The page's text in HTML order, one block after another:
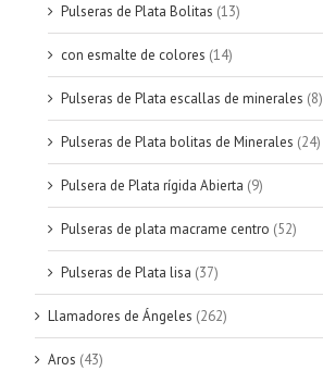
Pulseras de Plata Bolitas (13)
con esmalte de colores (14)
Pulseras de Plata escallas de minerales (8)
Pulseras de Plata bolitas de Minerales (24)
Pulsera de Plata rígida Abierta (9)
Pulseras de plata macrame centro (52)
Pulseras de Plata lisa (37)
Llamadores de Ángeles (262)
Aros (43)